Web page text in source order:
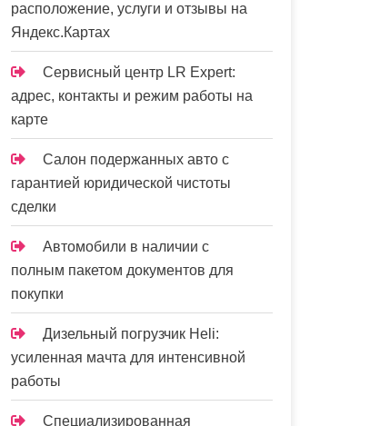
расположение, услуги и отзывы на
Яндекс.Картах
Сервисный центр LR Expert:
адрес, контакты и режим работы на
карте
Салон подержанных авто с
гарантией юридической чистоты
сделки
Автомобили в наличии с
полным пакетом документов для
покупки
Дизельный погрузчик Heli:
усиленная мачта для интенсивной
работы
Специализированная